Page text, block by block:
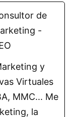
de
-
y
Virtuales
MMC... Me
la